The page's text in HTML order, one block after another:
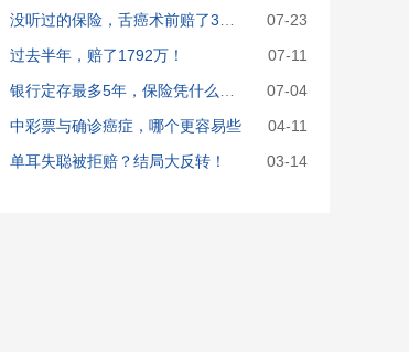
07-23
过去半年，赔了1792万！
07-11
07-04
中彩票与确诊癌症，哪个更容易些
04-11
单耳失聪被拒赔？结局大反转！
03-14